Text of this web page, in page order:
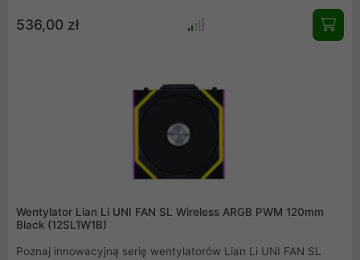
komponentów, a jej kompaktowa konstrukcja łączy elegancję z
wydajnością chłodzenia. Obsługuje płyty główne z ukrytymi
złączami oraz wiele opcji montażu chłodzenia, w tym radiatory
536,00 zł
Wentylator Lian Li UNI FAN SL Wireless ARGB PWM 120mm
Black (12SL1W1B)
Poznaj innowacyjną serię wentylatorów Lian Li UNI FAN SL